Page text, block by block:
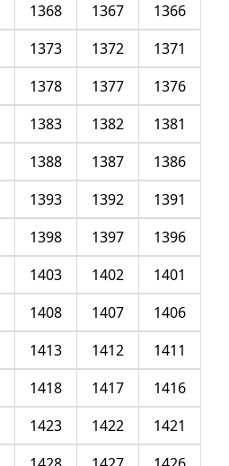
1366
1367
1368
1371
1372
1373
1376
1377
1378
1381
1382
1383
1386
1387
1388
1391
1392
1393
1396
1397
1398
1401
1402
1403
1406
1407
1408
1411
1412
1413
1416
1417
1418
1421
1422
1423